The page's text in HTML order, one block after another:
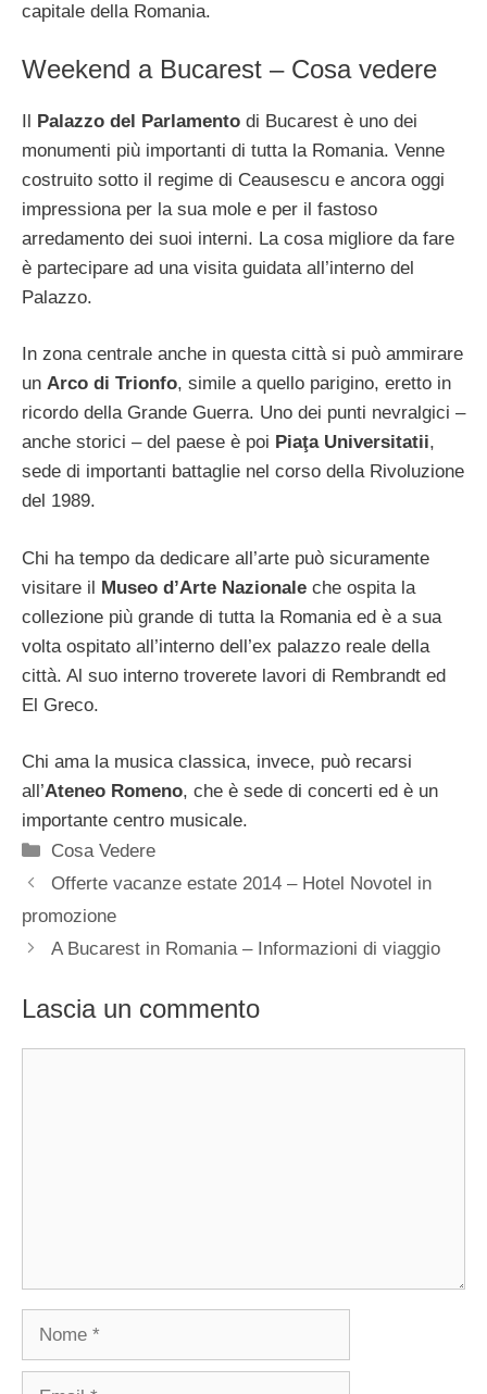
capitale della Romania.
Weekend a Bucarest – Cosa vedere
Il Palazzo del Parlamento di Bucarest è uno dei
monumenti più importanti di tutta la Romania. Venne
costruito sotto il regime di Ceausescu e ancora oggi
impressiona per la sua mole e per il fastoso
arredamento dei suoi interni. La cosa migliore da fare
è partecipare ad una visita guidata all’interno del
Palazzo.
In zona centrale anche in questa città si può ammirare
un Arco di Trionfo, simile a quello parigino, eretto in
ricordo della Grande Guerra. Uno dei punti nevralgici –
anche storici – del paese è poi Piaţa Universitatii,
sede di importanti battaglie nel corso della Rivoluzione
del 1989.
Chi ha tempo da dedicare all’arte può sicuramente
visitare il Museo d’Arte Nazionale che ospita la
collezione più grande di tutta la Romania ed è a sua
volta ospitato all’interno dell’ex palazzo reale della
città. Al suo interno troverete lavori di Rembrandt ed
El Greco.
Chi ama la musica classica, invece, può recarsi
all’Ateneo Romeno, che è sede di concerti ed è un
importante centro musicale.
Categorie
Cosa Vedere
Offerte vacanze estate 2014 – Hotel Novotel in
promozione
A Bucarest in Romania – Informazioni di viaggio
Lascia un commento